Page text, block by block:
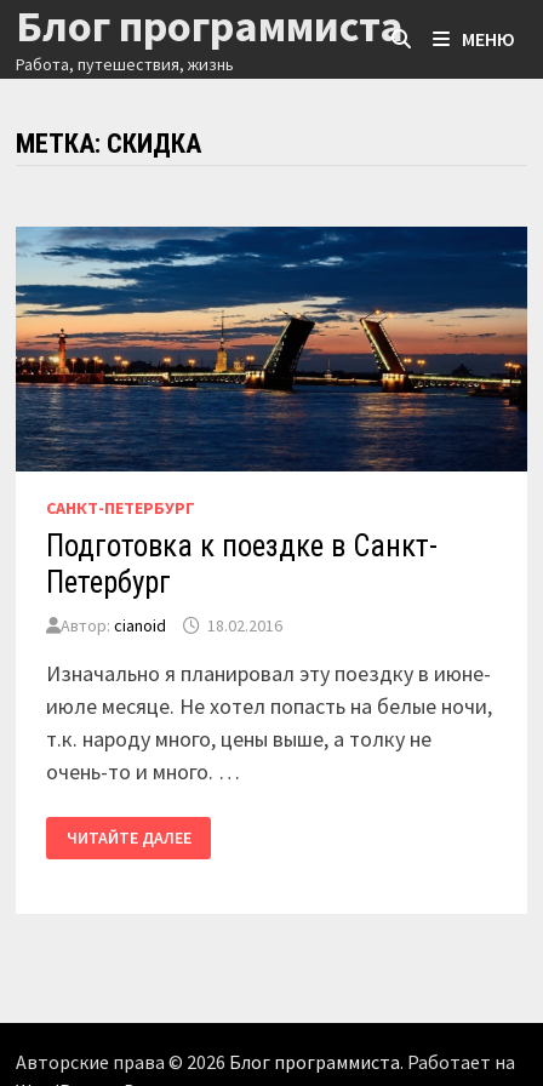
Перейти
содержимому
Блог программиста
Работа, путешествия, жизнь
МЕНЮ
МЕТКА: СКИДКА
САНКТ-ПЕТЕРБУРГ
Подготовка к поездке в Санкт-
Петербург
Автор: cianoid 18.02.2016
Изначально я планировал эту поездку в июне-
июле месяце. Не хотел попасть на белые ночи,
т.к. народу много, цены выше, а толку не
очень-то и много. …
ПОДГОТОВКА
К
ПОЕЗДКЕ
ЧИТАЙТЕ ДАЛЕЕ
Авторские права © 2026 Блог программиста. Работает на